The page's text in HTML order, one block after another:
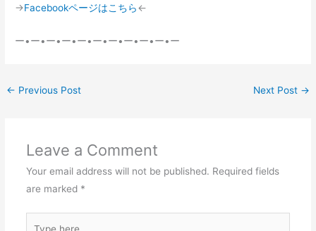
→Facebookページはこちら←
ー•ー•ー•ー•ー•ー•ー•ー•ー•ー•ー
← Previous Post Next Post →
Leave a Comment
Your email address will not be published. Required fields
are marked *